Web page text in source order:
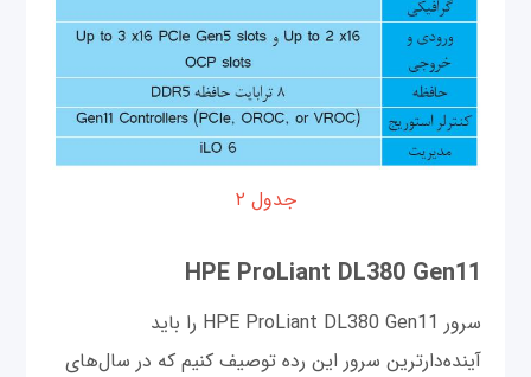
جدول ۲
HPE ProLiant DL380 Gen11
سرور HPE ProLiant DL380 Gen11 را باید
آینده‌دارترین سرور این رده توصیف کنیم که در سال‌های